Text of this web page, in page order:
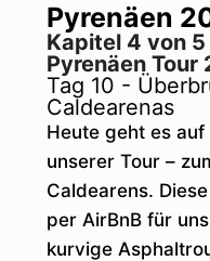
Pyrenäen
Kapitel 4 von
Pyrenäen Tour
Tag 10 -
Caldearenas
Heute geht es
unserer Tour –
Caldearens.
per AirBnB für
kurvige